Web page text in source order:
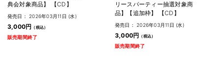
典会対象商品】 【CD】
発売日： 2026年03月11日 (水)
3,000円
販売期間終了
リースパーティー抽選対象商
品】【追加枠】 【CD】
発売日： 2026年03月11日 (水)
3,000円
販売期間終了